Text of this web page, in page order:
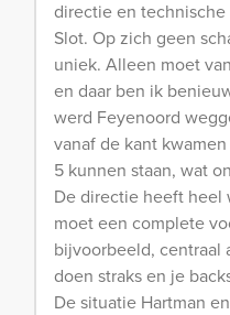
directie en technische
Slot. Op zich geen
uniek. Alleen moet
en daar ben ik
werd Feyenoord
vanaf de kant
5 kunnen staan, wat
De directie heeft heel
moet een complete
bijvoorbeeld, centraal
doen straks en je
De situatie Hartman